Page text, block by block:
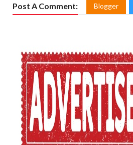
Post A Comment: Blogger